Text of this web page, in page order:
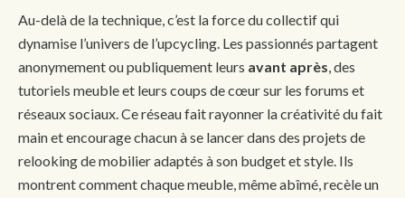
Au-delà de la technique, c’est la force du collectif qui
dynamise l’univers de l’upcycling. Les passionnés partagent
anonymement ou publiquement leurs avant après, des
tutoriels meuble et leurs coups de cœur sur les forums et
réseaux sociaux. Ce réseau fait rayonner la créativité du fait
main et encourage chacun à se lancer dans des projets de
relooking de mobilier adaptés à son budget et style. Ils
montrent comment chaque meuble, même abîmé, recèle un